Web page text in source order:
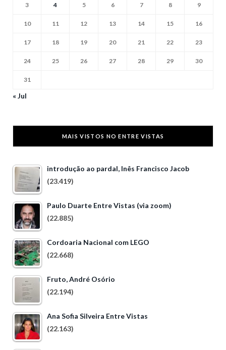
3 4 5 6 7 8 9
10 11 12 13 14 15 16
17 18 19 20 21 22 23
24 25 26 27 28 29 30
31
« Jul
MAIS VISTOS NO ENTRE VISTAS
introdução ao pardal, Inês Francisco Jacob
(23.419)
Paulo Duarte Entre Vistas (via zoom)
(22.885)
Cordoaria Nacional com LEGO
(22.668)
Fruto, André Osório
(22.194)
Ana Sofia Silveira Entre Vistas
(22.163)